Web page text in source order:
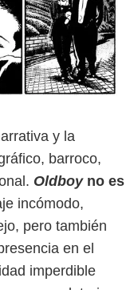
y la
barroco,
Oldboy no es
incómodo,
pero también
en el
imperdible